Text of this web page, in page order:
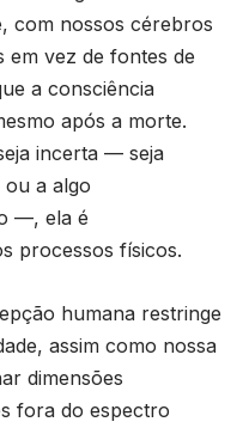
com nossos cérebros
vez de fontes de
a consciência
após a morte.
incerta — seja
ou a algo
—, ela é
processos físicos.
humana restringe
assim como nossa
dimensões
fora do espectro